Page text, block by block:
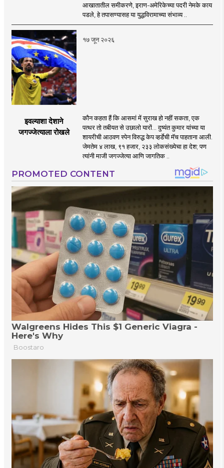
आखातातील समीकरणे, इराण-अमेरिकेच्या पदरी नेमके काय
पडले, हे तपासण्यासह या युद्धविरामाच्या संभाव्य ..
१७ जून २०२६
इवल्याशा देशाने
जगज्जेत्याला रोखले
कौन कहता हैं कि आसमां में सुराख हो नहीं सकता, एक
पत्थर तो तबीयत से उछालो यारों... दुष्यंत कुमार यांच्या या
शायरीची आठवण स्पेन विरुद्ध केप व्हर्डेची मॅच पाहताना आली.
जेमतेम ४ लाख, ९१ हजार, २३३ लोकसंख्येचा हा देश; पण
त्यांनी माजी जगज्जेत्या आणि जागतिक ..